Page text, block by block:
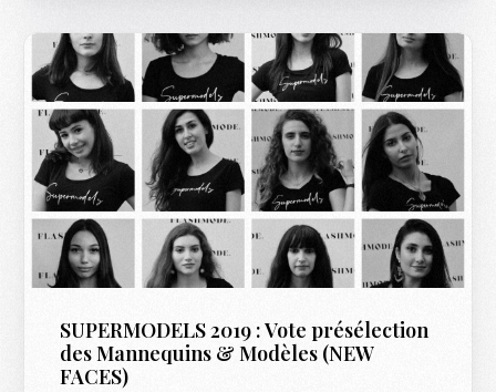
SUPERMODELS 2019 : Vote présélection
des Mannequins & Modèles (NEW
FACES)